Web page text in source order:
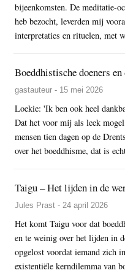
bijeenkomsten. De meditatie-
heb bezocht, leverden mij
interpretaties en rituelen, met
Boeddhistische doeners
gastauteur - 15 mei 2026
Loekie: 'Ik ben ook heel
Dat het voor mij als leek
mensen tien dagen op de
over het boeddhisme, dat is
Taigu – Het lijden in de
Jules Prast - 24 april 2026
Het komt Taigu voor dat
en te weinig over het lijden in
opgelost voordat iemand zich
existentiële kerndilemma van